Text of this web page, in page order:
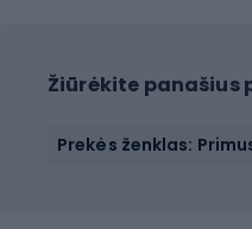
Žiūrėkite panašius
Prekės ženklas: